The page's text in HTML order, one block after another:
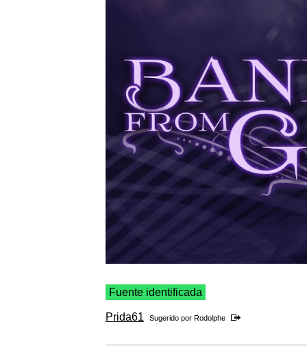
Fuente identificada
Prida61 Sugerido por Rodolphe